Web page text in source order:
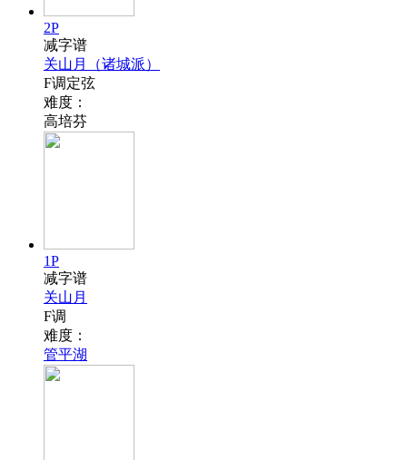
2P
减字谱
关山月（诸城派）
F调定弦
难度：
高培芬
1P
减字谱
关山月
F调
难度：
管平湖